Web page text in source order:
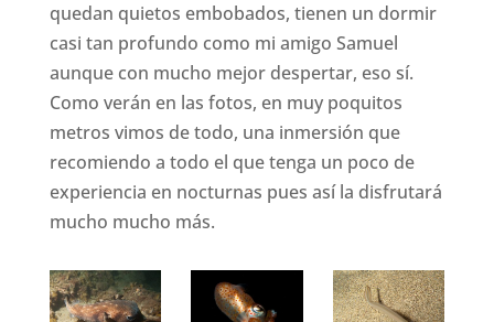
quedan quietos embobados, tienen un dormir
casi tan profundo como mi amigo Samuel
aunque con mucho mejor despertar, eso sí.
Como verán en las fotos, en muy poquitos
metros vimos de todo, una inmersión que
recomiendo a todo el que tenga un poco de
experiencia en nocturnas pues así la disfrutará
mucho mucho más.